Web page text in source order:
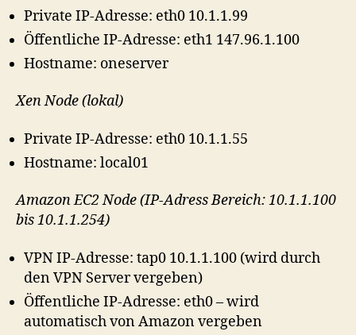
Private IP-Adresse: eth0 10.1.1.99
Öffentliche IP-Adresse: eth1 147.96.1.100
Hostname: oneserver
Xen Node (lokal)
Private IP-Adresse: eth0 10.1.1.55
Hostname: local01
Amazon EC2 Node (IP-Adress Bereich: 10.1.1.100
bis 10.1.1.254)
VPN IP-Adresse: tap0 10.1.1.100 (wird durch
den VPN Server vergeben)
Öffentliche IP-Adresse: eth0 – wird
automatisch von Amazon vergeben